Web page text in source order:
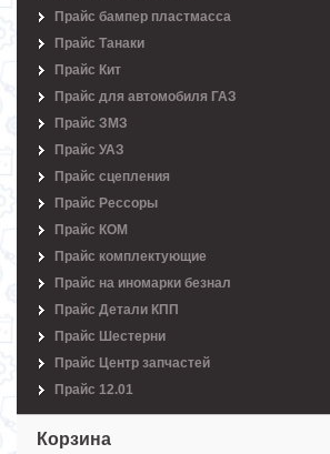
Прайс бампер пластмасса
Прайс Танаки
Прайс Кит
Прайс для автомобиля ГАЗ
Прайс ЗМЗ
Прайс УАЗ
Прайс сцепления
Прайс Рессоры
Прайс КОМ
Прайс комплектующие
Прайс на иномарки безнал
Прайс Детали КПП
Прайс Шестерни
Прайс Центр запчастей
Прайс 12.01
Корзина